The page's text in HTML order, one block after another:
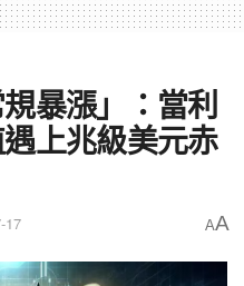
暴漲」：當利
上兆級美元赤
17 AA